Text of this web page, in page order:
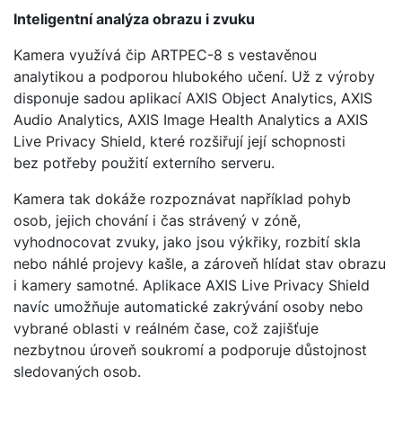
Inteligentní analýza obrazu i zvuku
Kamera využívá čip ARTPEC-8 s vestavěnou
analytikou a podporou hlubokého učení. Už z výroby
disponuje sadou aplikací AXIS Object Analytics, AXIS
Audio Analytics, AXIS Image Health Analytics a AXIS
Live Privacy Shield, které rozšiřují její schopnosti
bez potřeby použití externího serveru.
Kamera tak dokáže rozpoznávat například pohyb
osob, jejich chování i čas strávený v zóně,
vyhodnocovat zvuky, jako jsou výkřiky, rozbití skla
nebo náhlé projevy kašle, a zároveň hlídat stav obrazu
i kamery samotné. Aplikace AXIS Live Privacy Shield
navíc umožňuje automatické zakrývání osoby nebo
vybrané oblasti v reálném čase, což zajišťuje
nezbytnou úroveň soukromí a podporuje důstojnost
sledovaných osob.